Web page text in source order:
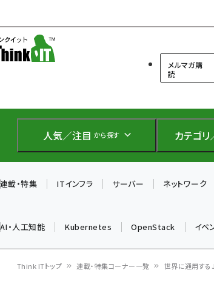
メルマガ購
読
人気／注目 から探す カテゴ
連載・特集 ITインフラ サーバー ネットワーク
AI・人工知能 Kubernetes OpenStack イベ
Think ITトップ 連載・特集コーナー一覧 世界に通用する